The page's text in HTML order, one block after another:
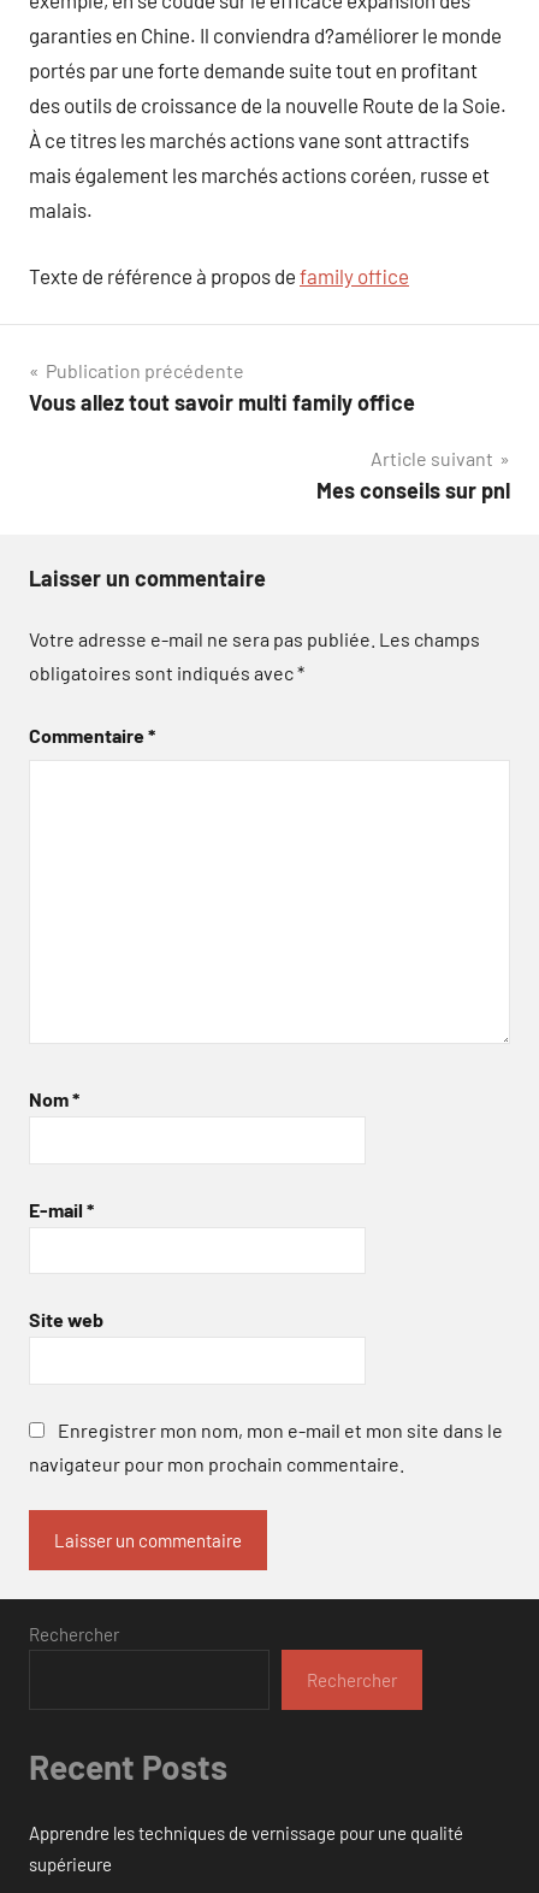
garanties en Chine. Il conviendra d?améliorer le monde
portés par une forte demande suite tout en profitant
des outils de croissance de la nouvelle Route de la Soie.
À ce titres les marchés actions vane sont attractifs
mais également les marchés actions coréen, russe et
malais.
Texte de référence à propos de family office
Navigation
de
Publication précédente
Vous allez tout savoir multi family office
Article suivant
Mes conseils sur pnl
Laisser un commentaire
Votre adresse e-mail ne sera pas publiée. Les champs
obligatoires sont indiqués avec*
Commentaire*
Nom*
E-mail *
Site web
Enregistrer mon nom, mon e-mail et mon site dans le
navigateur pour mon prochain commentaire.
Rechercher
Rechercher
Recent Posts
Apprendre les techniques de vernissage pour une qualité
supérieure